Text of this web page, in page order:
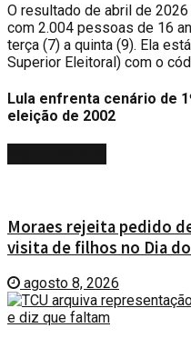
O resultado de abril de
com 2.004 pessoas de 16
terça (7) a quinta (9). Ela
Superior Eleitoral) com o
Lula enfrenta cenário de
eleição de 2002
Moraes rejeita pedido
visita de filhos no Dia
agosto 8, 2026